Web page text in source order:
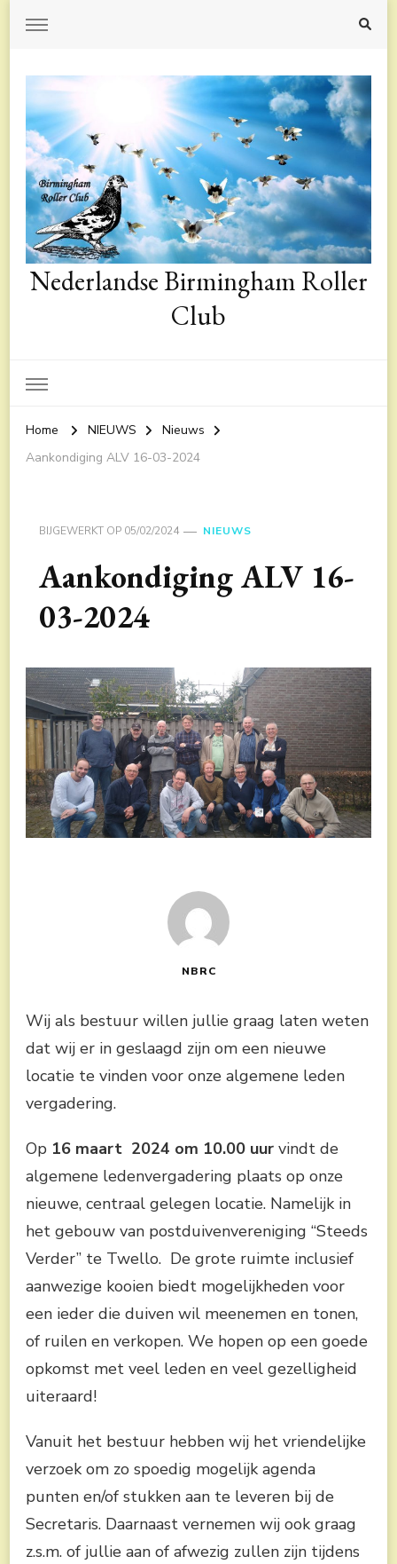
Nederlandse Birmingham Roller
Club
Home NIEUWS
Nieuws
Aankondiging ALV 16-03-2024
BIJGEWERKT OP 05/02/2024 NIEUWS
Aankondiging ALV 16-
03-2024
NBRC
Wij als bestuur willen jullie graag laten weten
dat wij er in geslaagd zijn om een nieuwe
locatie te vinden voor onze algemene leden
vergadering.
Op 16 maart 2024 om 10.00 uur vindt de
algemene ledenvergadering plaats op onze
nieuwe, centraal gelegen locatie. Namelijk in
het gebouw van postduivenvereniging “Steeds
Verder” te Twello. De grote ruimte inclusief
aanwezige kooien biedt mogelijkheden voor
een ieder die duiven wil meenemen en tonen,
of ruilen en verkopen. We hopen op een goede
opkomst met veel leden en veel gezelligheid
uiteraard!
Vanuit het bestuur hebben wij het vriendelijke
verzoek om zo spoedig mogelijk agenda
punten en/of stukken aan te leveren bij de
Secretaris. Daarnaast vernemen wij ook graag
z.s.m. of jullie aan of afwezig zullen zijn tijdens